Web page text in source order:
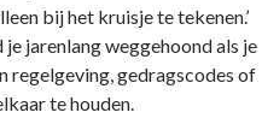
bij het kruisje te tekenen.’
jarenlang weggehoond als je
regelgeving, gedragscodes of
te houden.